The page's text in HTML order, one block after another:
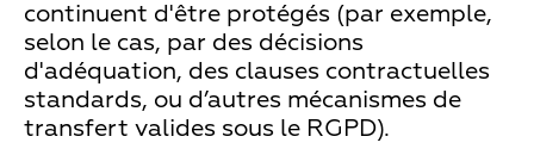
continuent d'être protégés (par exemple,
selon le cas, par des décisions
d'adéquation, des clauses contractuelles
standards, ou d’autres mécanismes de
transfert valides sous le RGPD).